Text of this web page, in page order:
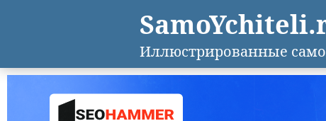
Иллюстрированные